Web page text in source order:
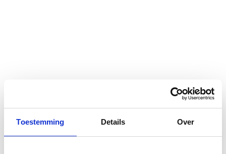
Toestemming Details Over
Ga
REVOLUTION